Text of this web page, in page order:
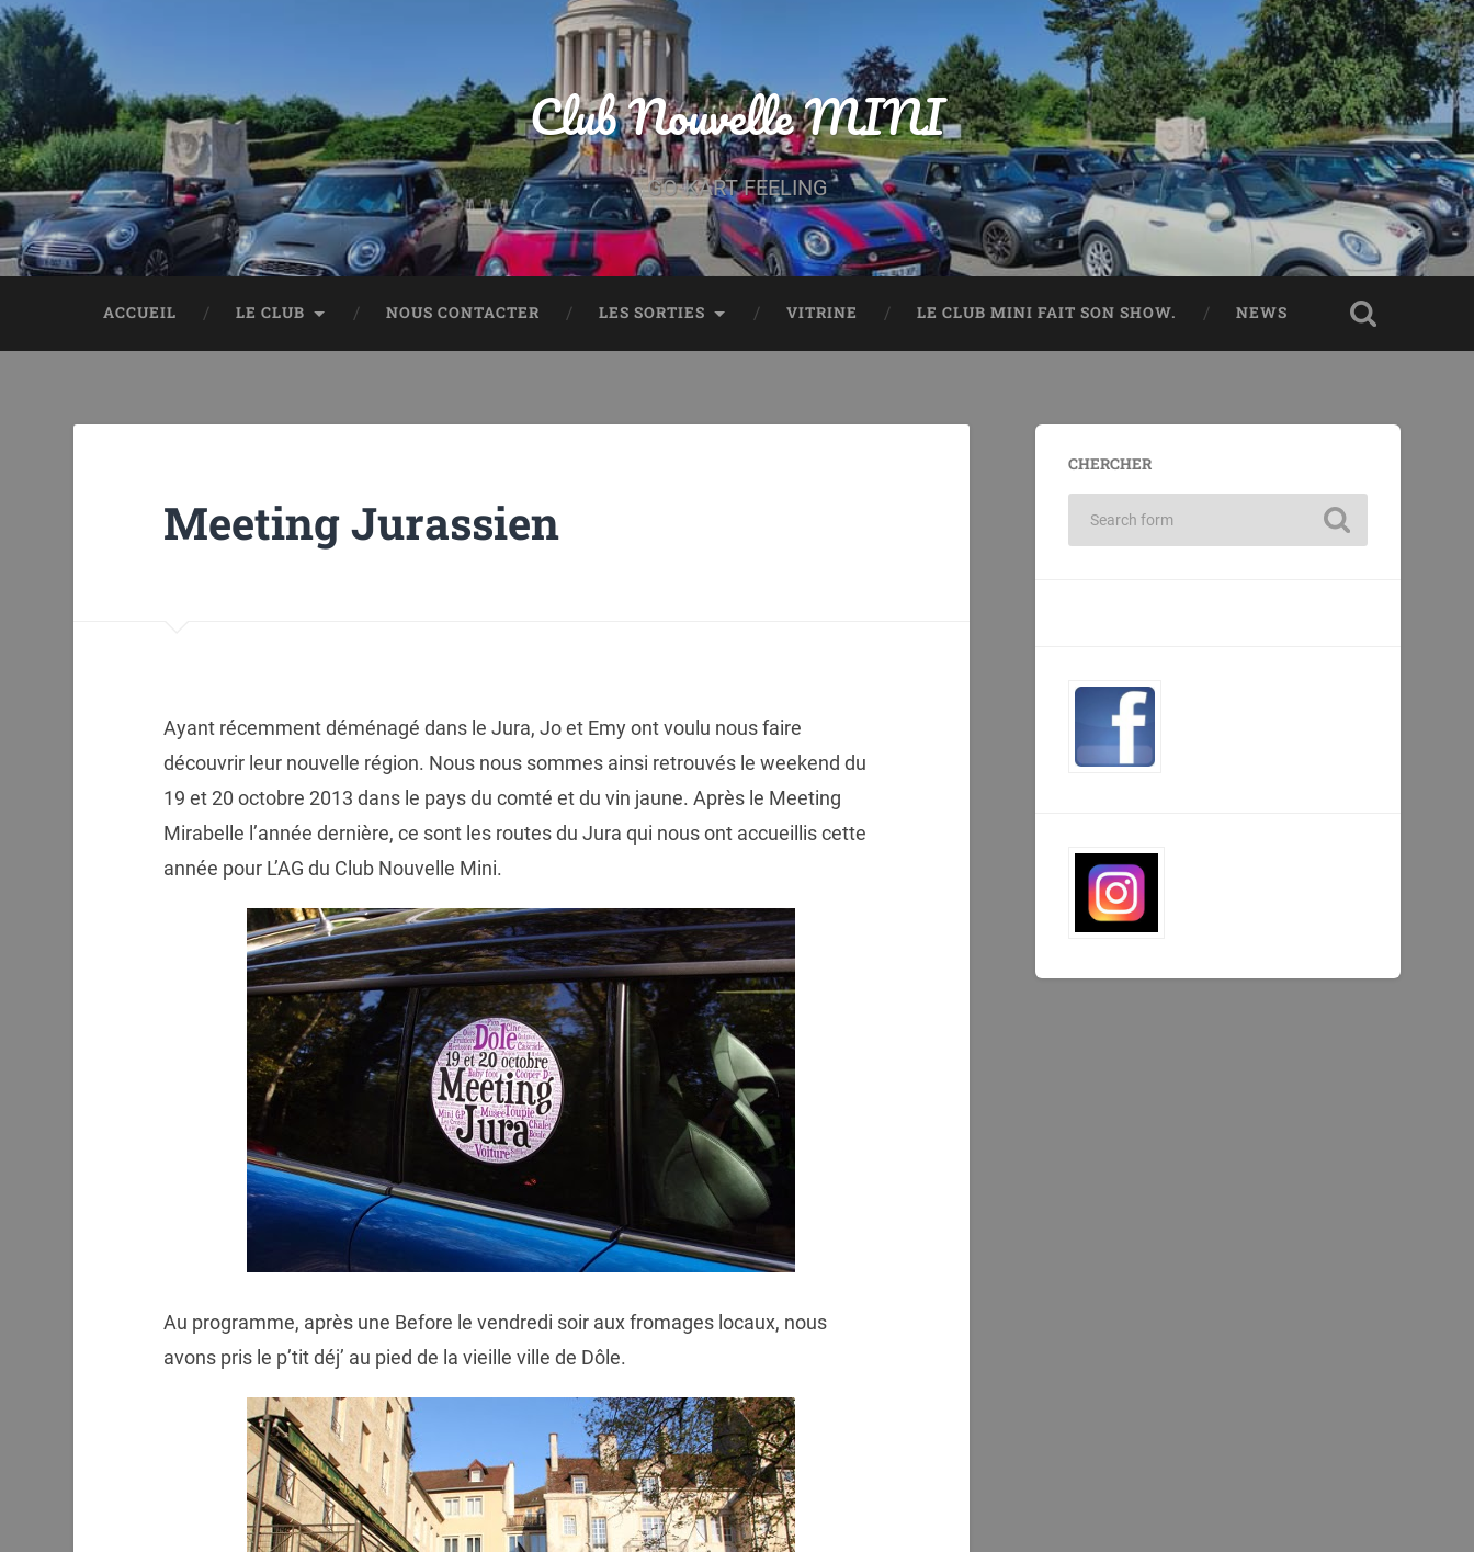
Club Nouvelle MINI
GO-KART FEELING
ACCUEIL LE CLUB NOUS CONTACTER LES SORTIES VITRINE LE CLUB MINI FAIT SON SHOW. NEWS
Meeting Jurassien
Ayant récemment déménagé dans le Jura, Jo et Emy ont voulu nous faire
découvrir leur nouvelle région. Nous nous sommes ainsi retrouvés le weekend du
19 et 20 octobre 2013 dans le pays du comté et du vin jaune. Après le Meeting
Mirabelle l’année dernière, ce sont les routes du Jura qui nous ont accueillis cette
année pour L’AG du Club Nouvelle Mini.
Au programme, après une Before le vendredi soir aux fromages locaux, nous
avons pris le p’tit déj’ au pied de la vieille ville de Dôle.
CHERCHER